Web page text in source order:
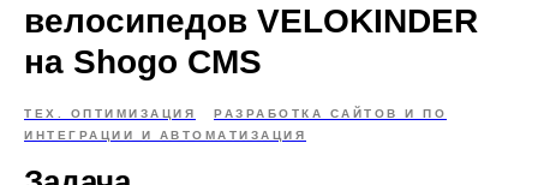
велосипедов VELOKINDER
на Shogo CMS
ТЕХ. ОПТИМИЗАЦИЯ
РАЗРАБОТКА САЙТОВ И ПО
ИНТЕГРАЦИИ И АВТОМАТИЗАЦИЯ